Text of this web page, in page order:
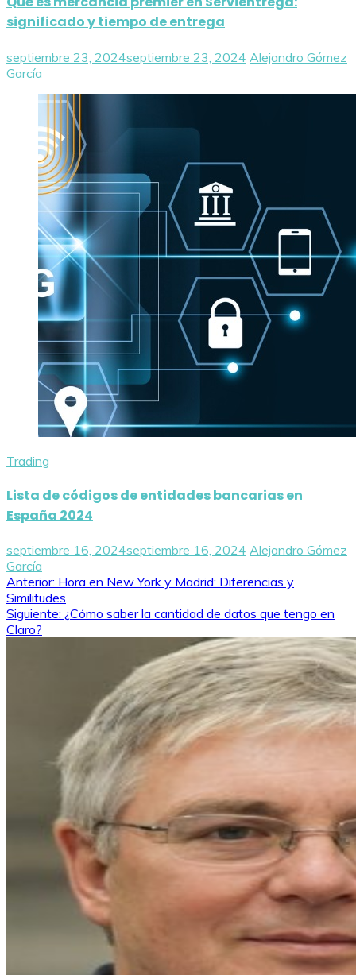
significado y tiempo de entrega
septiembre 23, 2024septiembre 23, 2024 Alejandro Gómez
García
Trading
Lista de códigos de entidades bancarias en
España 2024
septiembre 16, 2024septiembre 16, 2024 Alejandro Gómez
García
Navegación
de
entradas
Anterior: Hora en New York y Madrid: Diferencias y
Similitudes
Siguiente: ¿Cómo saber la cantidad de datos que tengo en
Claro?